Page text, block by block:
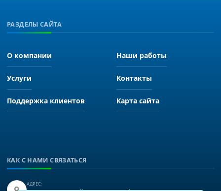
РАЗДЕЛЫ САЙТА
О компании Наши работы
Услуги Контакты
Поддержка клиентов Карта сайта
КАК С НАМИ СВЯЗАТЬСЯ
АДРЕС: